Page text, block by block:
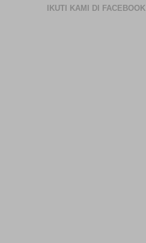
IKUTI KAMI DI FACEBOOK